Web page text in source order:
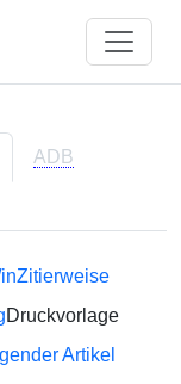
ADB
Zitierweise
Druckvorlage
Artikel